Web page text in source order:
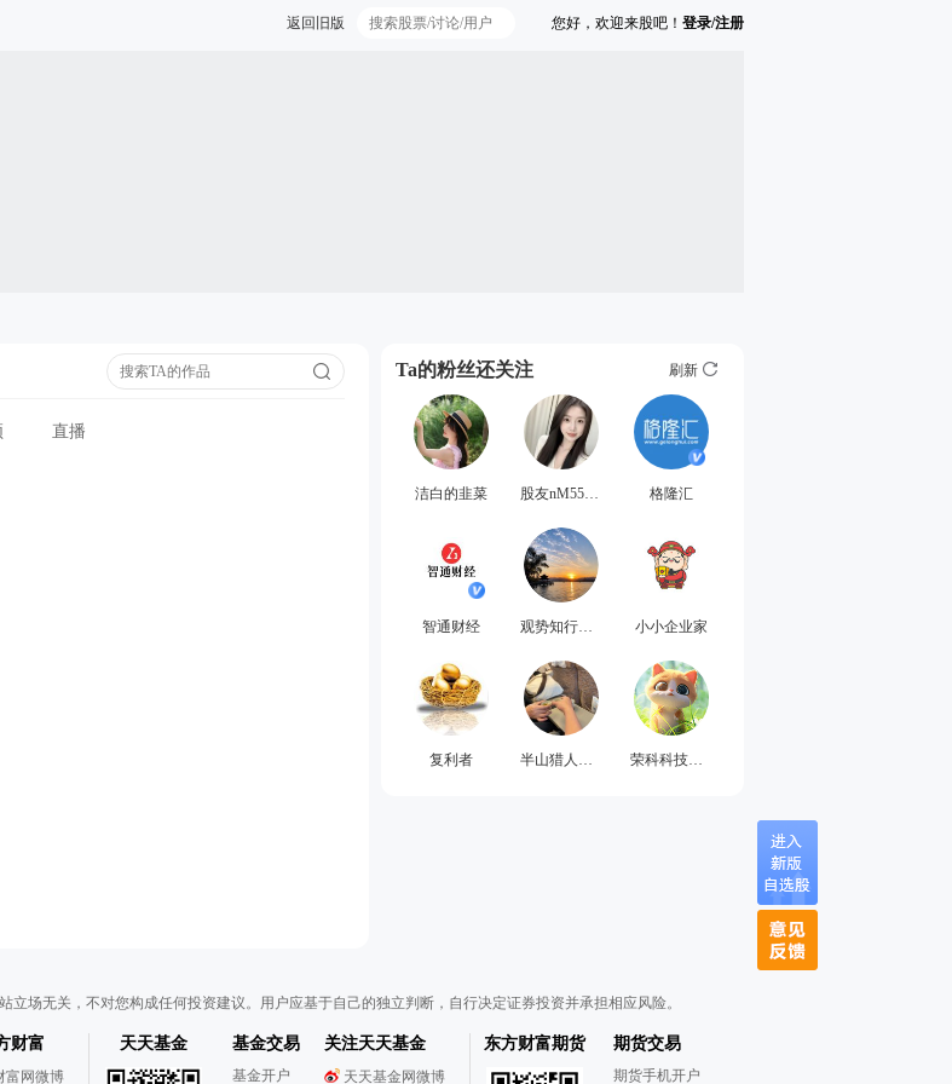
您好，欢迎来股吧！ 登录/注册
返回旧版
直播
Ta的粉丝还关注 刷新
洁白的韭菜 股友nM55327288 格隆汇
智通财经 观势知行梁叔 小小企业家
复利者 半山猎人日记 荣科科技一飞冲天
场无关，不对您构成任何投资建议。用户应基于自己的独立判断，自行决定证券投资并承担相应风险。
财富
富网微博
天天基金 基金交易
基金开户
关注天天基金
天天基金网微博
东方财富期货 期货交易
期货手机开户